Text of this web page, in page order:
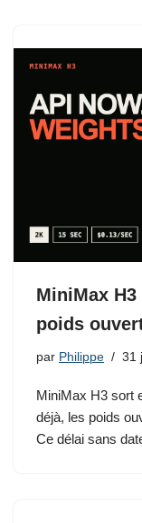
MiniMax
poids
par Philippe 31
MiniMax H3 sort
déjà, les poids
Ce délai sans